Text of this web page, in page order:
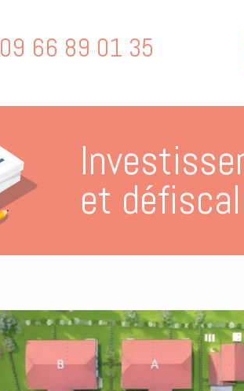
09 66 89 01 35
et